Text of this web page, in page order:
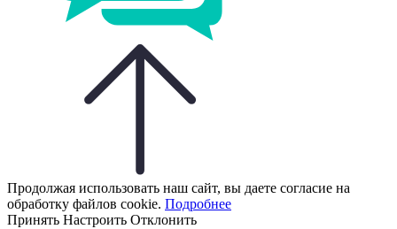
Продолжая использовать наш сайт, вы даете согласие на
обработку файлов cookie. Подробнее
Принять Настроить Отклонить